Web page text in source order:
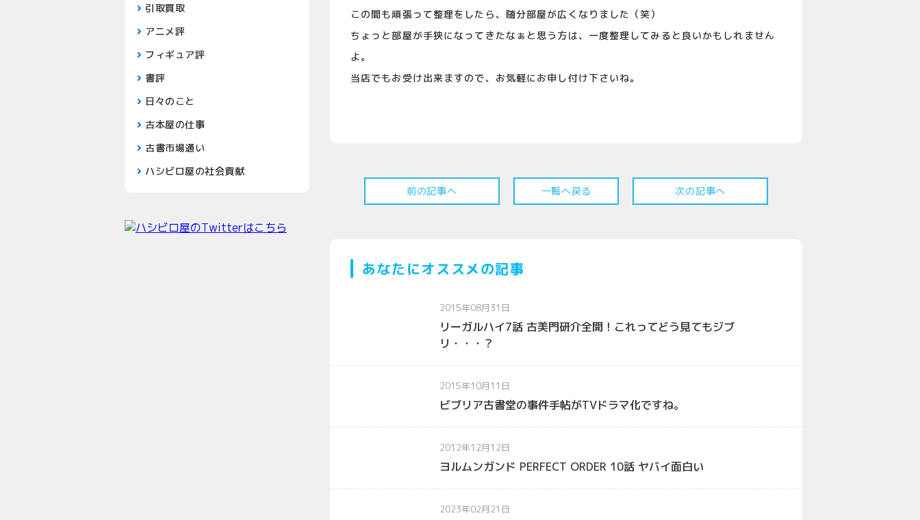
引取買取
アニメ評
フィギュア評
書評
日々のこと
古本屋の仕事
古書市場通い
ハシビロ屋の社会貢献
この間も頑張って整理をしたら、随分部屋が広くなりました（笑）
ちょっと部屋が手狭になってきたなぁと思う方は、一度整理してみると良いかもしれません
よ。
当店でもお受け出来ますので、お気軽にお申し付け下さいね。
前の記事へ 一覧へ戻る 次の記事へ
あなたにオススメの記事
2015年08月31日
リーガルハイ7話 古美門研介全開！これってどう見てもジブ
リ・・・？
2015年10月11日
ビブリア古書堂の事件手帖がTVドラマ化ですね。
2012年12月12日
ヨルムンガンド PERFECT ORDER 10話 ヤバイ面白い
2023年02月21日